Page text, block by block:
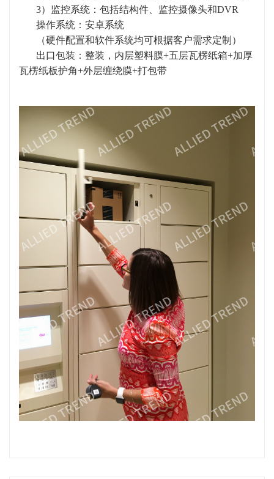
3）监控系统 ：包括结构件、监控摄像头和DVR
操作系统：安卓系统
（硬件配置和软件系统均可根据客户需求定制）
出口包装：整装，内层塑料膜+五层瓦楞纸箱+加厚
瓦楞纸板护角+外层缠绕膜+打包带